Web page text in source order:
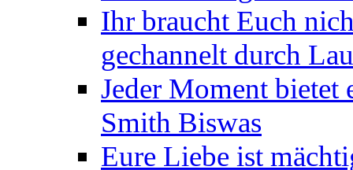
Ihr braucht Euch
gechannelt durch
Jeder Moment bietet
Smith Biswas
Eure Liebe ist